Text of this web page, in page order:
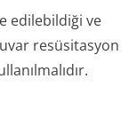
edilebildiği ve
resüsitasyon